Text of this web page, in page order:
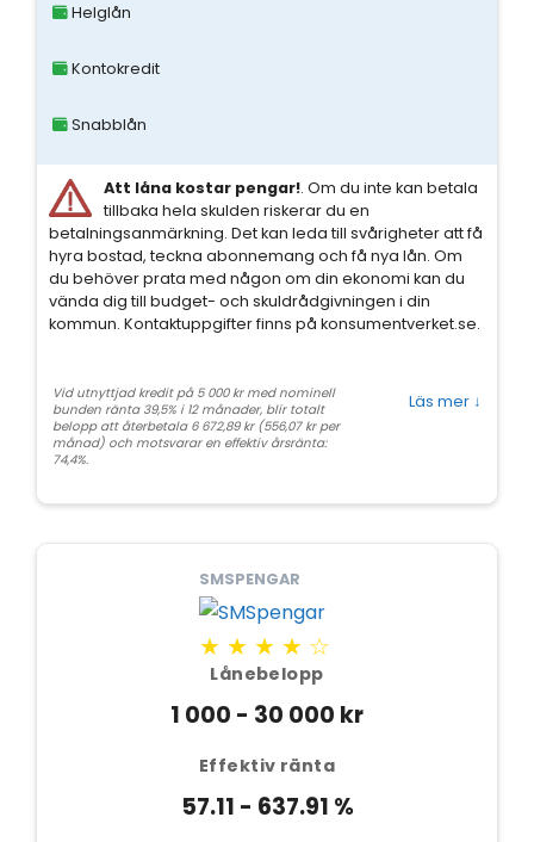
Helglån
Kontokredit
Snabblån
Att låna kostar pengar!. Om du inte kan betala
tillbaka hela skulden riskerar du en
betalningsanmärkning. Det kan leda till svårigheter att få
hyra bostad, teckna abonnemang och få nya lån. Om
du behöver prata med någon om din ekonomi kan du
vända dig till budget- och skuldrådgivningen i din
kommun. Kontaktuppgifter finns på konsumentverket.se.
Vid utnyttjad kredit på 5 000 kr med nominell
bunden ränta 39,5% i 12 månader, blir totalt
belopp att återbetala 6 672,89 kr (556,07 kr per
månad) och motsvarar en effektiv årsränta:
74,4%.
Läs mer ↓
SMSPENGAR
★★★★☆
Lånebelopp
1 000 - 30 000 kr
Effektiv ränta
57.11 - 637.91 %